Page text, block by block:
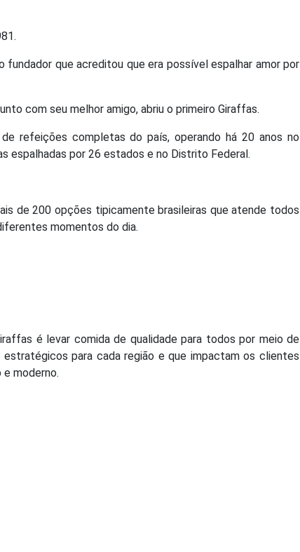
fundador que acreditou que era possível espalhar amor por
com seu melhor amigo, abriu o primeiro Giraffas.
refeições completas do país, operando há 20 anos no
espalhadas por 26 estados e no Distrito Federal.
de 200 opções tipicamente brasileiras que atende todos
momentos do dia.
é levar comida de qualidade para todos por meio de
para cada região e que impactam os clientes
e moderno.